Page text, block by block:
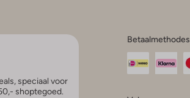
speciaal voor
shoptegoed.
Betaalmethodes